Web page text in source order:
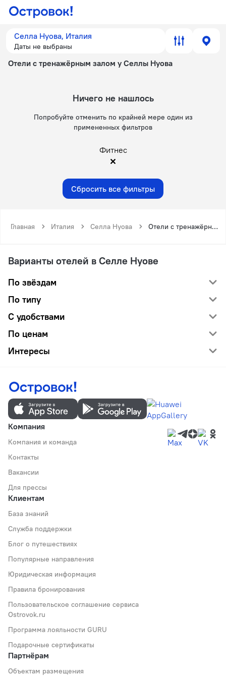
Селла Нуова, Италия
Даты не выбраны
Отели с тренажёрным залом у Селлы Нуова
Ничего не нашлось
Попробуйте отменить по крайней мере один из
примененных фильтров
Фитнес
Сбросить все фильтры
Главная Италия Селла Нуова Отели с тренажёрным залом у Селлы Нуова
Варианты отелей в Селле Нуове
По звёздам
По типу
С удобствами
По ценам
Интересы
Компания
Компания и команда
Контакты
Вакансии
Для прессы
Клиентам
База знаний
Служба поддержки
Блог о путешествиях
Популярные направления
Юридическая информация
Правила бронирования
Пользовательское соглашение сервиса
Ostrovok.ru
Программа лояльности GURU
Подарочные сертификаты
Партнёрам
Объектам размещения